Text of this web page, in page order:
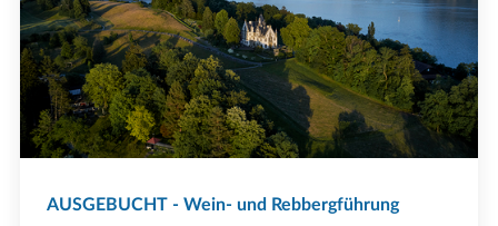
AUSGEBUCHT - Wein- und Rebbergführung